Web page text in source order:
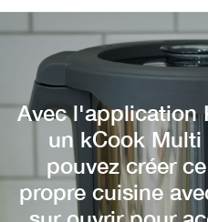
Avec l'application
un kCook
pouvez créer
propre cuisine